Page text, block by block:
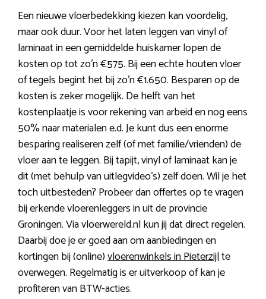
Een nieuwe vloerbedekking kiezen kan voordelig,
maar ook duur. Voor het laten leggen van vinyl of
laminaat in een gemiddelde huiskamer lopen de
kosten op tot zo’n €575. Bij een echte houten vloer
of tegels begint het bij zo’n €1.650. Besparen op de
kosten is zeker mogelijk. De helft van het
kostenplaatje is voor rekening van arbeid en nog eens
50% naar materialen e.d. Je kunt dus een enorme
besparing realiseren zelf (of met familie/vrienden) de
vloer aan te leggen. Bij tapijt, vinyl of laminaat kan je
dit (met behulp van uitlegvideo’s) zelf doen. Wil je het
toch uitbesteden? Probeer dan offertes op te vragen
bij erkende vloerenleggers in uit de provincie
Groningen. Via vloerwereld.nl kun jij dat direct regelen.
Daarbij doe je er goed aan om aanbiedingen en
kortingen bij (online)vloerenwinkels in Pieterzijlte
overwegen. Regelmatig is er uitverkoop of kan je
profiteren van BTW-acties.